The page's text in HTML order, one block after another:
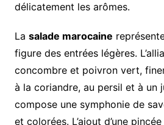
délicatement les arômes.
La salade marocaine
figure des entrées légères.
concombre et poivron vert,
à la coriandre, au persil et à un
compose une symphonie de
et colorées. L’ajout d’une